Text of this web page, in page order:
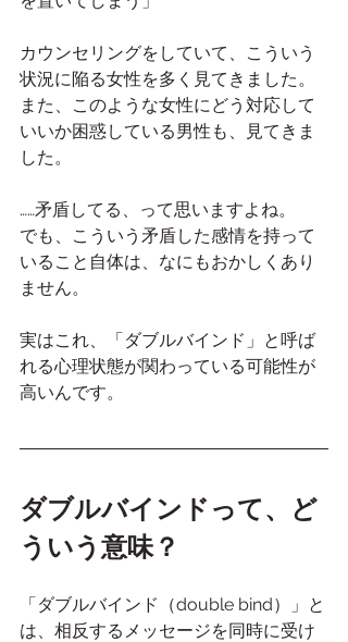
カウンセリングをしていて、こういう
状況に陥る女性を多く見てきました。
また、このような女性にどう対応して
いいか困惑している男性も、見てきま
した。
……矛盾してる、って思いますよね。
でも、こういう矛盾した感情を持って
いること自体は、なにもおかしくあり
ません。
実はこれ、「ダブルバインド」と呼ば
れる心理状態が関わっている可能性が
高いんです。
ダブルバインドって、ど
ういう意味？
「ダブルバインド（double bind）」と
は、相反するメッセージを同時に受け